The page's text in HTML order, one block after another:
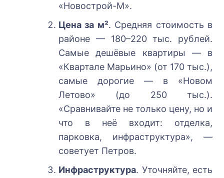
«Новострой-М».
Цена за м². Средняя стоимость в
районе — 180–220 тыс. рублей.
Самые дешёвые квартиры — в
«Квартале Марьино» (от 170 тыс.),
самые дорогие — в «Новом
Летово» (до 250 тыс.).
«Сравнивайте не только цену, но и
что в неё входит: отделка,
парковка, инфраструктура», —
советует Петров.
Инфраструктура. Уточняйте, есть